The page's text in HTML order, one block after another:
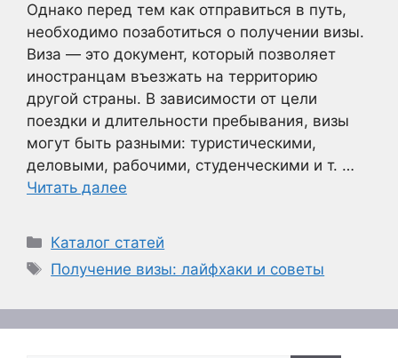
Однако перед тем как отправиться в путь,
необходимо позаботиться о получении визы.
Виза — это документ, который позволяет
иностранцам въезжать на территорию
другой страны. В зависимости от цели
поездки и длительности пребывания, визы
могут быть разными: туристическими,
деловыми, рабочими, студенческими и т. …
Читать далее
Рубрики
Каталог статей
Метки
Получение визы: лайфхаки и советы